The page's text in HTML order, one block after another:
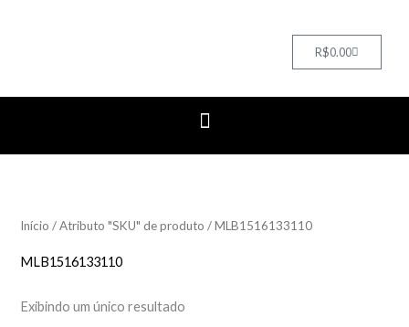
R$0.00Cart
Início / Atributo "SKU" de produto / MLB1516133110
MLB1516133110
Exibindo um único resultado